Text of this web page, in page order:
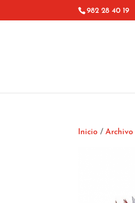
982 28 40 19
Inicio /Archivo